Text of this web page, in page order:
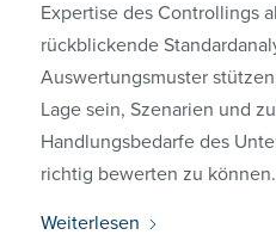
Expertise des Controllings
rückblickende
Auswertungsmuster
Lage sein, Szenarien und
Handlungsbedarfe des
richtig bewerten zu können.
Weiterlesen